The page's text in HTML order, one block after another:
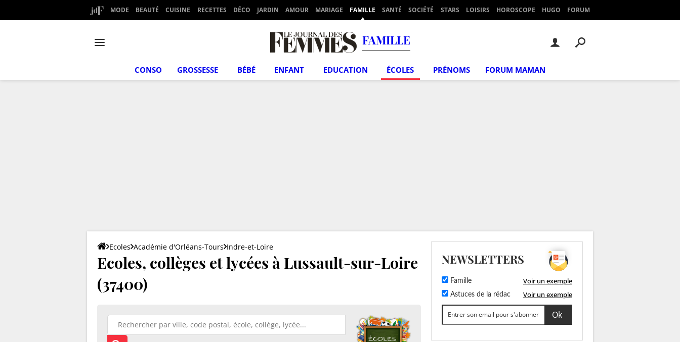
MODE BEAUTÉ CUISINE RECETTES DÉCO JARDIN AMOUR MARIAGE FAMILLE SANTÉ SOCIÉTÉ STARS LOISIRS HOROSCOPE HUGO FORUM
FAMILLE
CONSO GROSSESSE BÉBÉ ENFANT EDUCATION ÉCOLES PRÉNOMS FORUM MAMAN
Ecoles Académie d'Orléans-Tours Indre-et-Loire
Ecoles, collèges et lycées à Lussault-sur-Loire
(37400)
NEWSLETTERS
Famille Voir un exemple
Astuces de la rédac Voir un exemple